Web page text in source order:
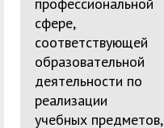
сфере,
соответствующей
образовательной
деятельности по
реализации
учебных предметов,